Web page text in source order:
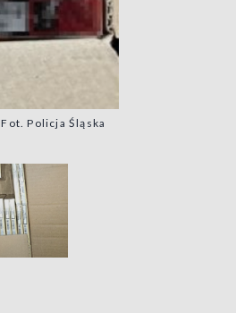
Fot. Policja Śląska